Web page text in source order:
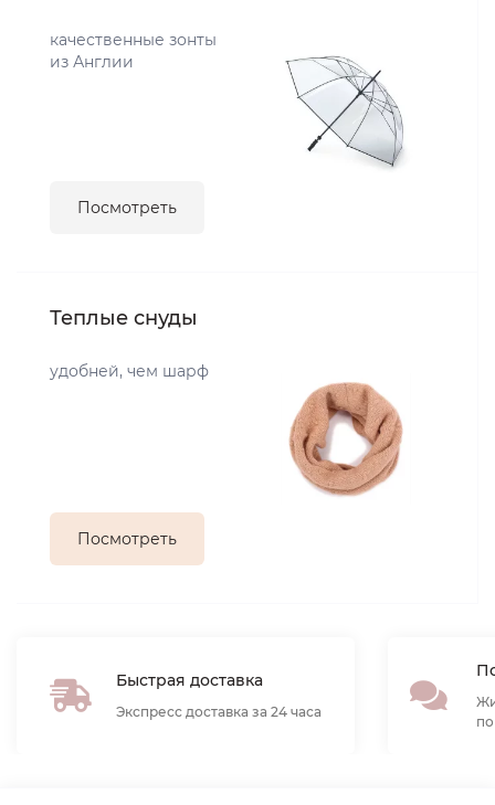
качественные зонты
из Англии
Посмотреть
Теплые снуды
удобней, чем шарф
Посмотреть
Быстрая доставка
Экспресс доставка за 24 часа